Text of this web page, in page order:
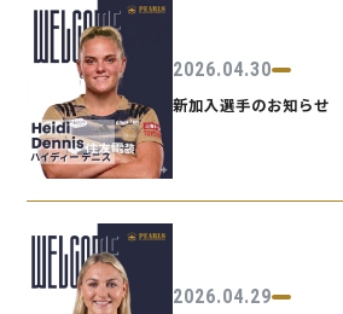
2026.04.30
新加入選手のお知らせ
2026.04.29